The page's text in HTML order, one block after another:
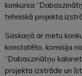
konkursa
tehniskā projekta
Saskaņā ar metu
konstatēto, komisija
“Dabaszinātņu
projekta izstrāde un